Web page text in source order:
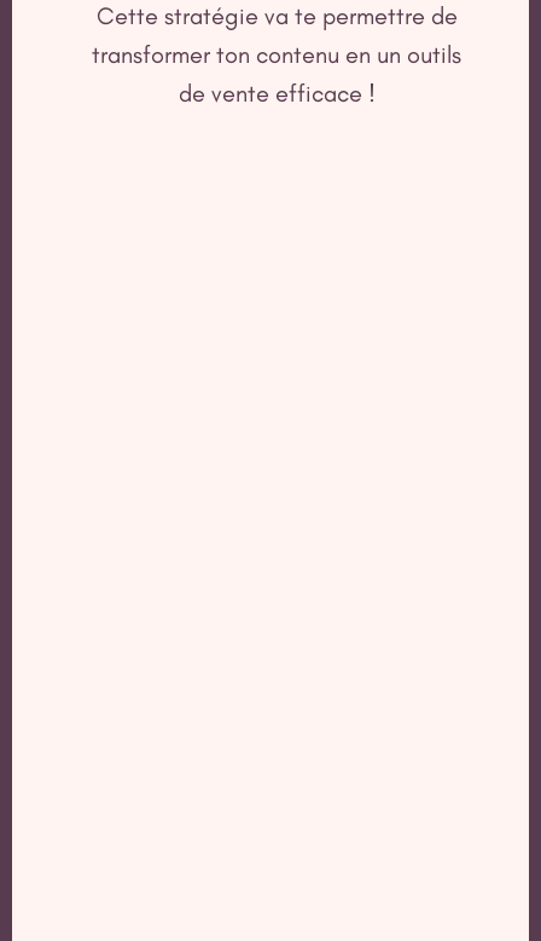
Cette stratégie va te permettre de
transformer ton contenu en un outils
de vente efficace !